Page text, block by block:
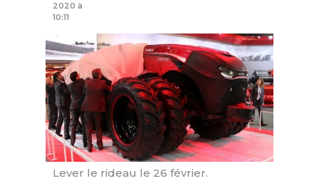
2020 à
10:11
Lever le rideau le 26 février.